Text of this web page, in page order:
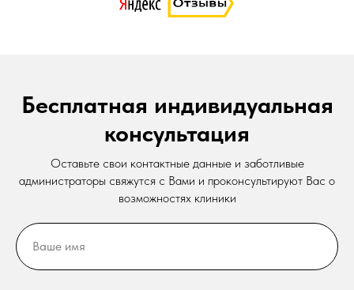
Бесплатная индивидуальная
консультация
Оставьте свои контактные данные и заботливые
администраторы свяжутся с Вами и проконсультируют Вас о
возможностях клиники